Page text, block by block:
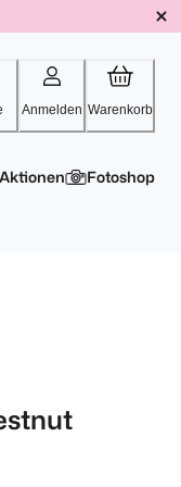
Anmelden Warenkorb
Aktionen Fotoshop